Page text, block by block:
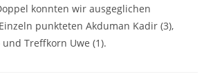
konnten wir ausgeglichen
punkteten Akduman Kadir (3),
Treffkorn Uwe (1).